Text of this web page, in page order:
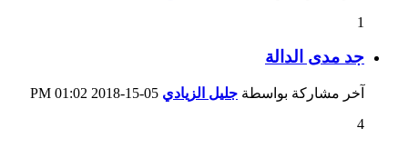
1
جد مدى الدالة
آخر مشاركة بواسطة جليل الزيادي
01:02 PM
4